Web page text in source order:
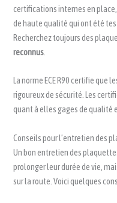
certifications internes en
de haute qualité qui ont été
Recherchez toujours des
reconnus
La norme ECE R90 certifie
rigoureux de sécurité. Les
quant à elles gages de qualité
Conseils pour l’entretien des
Un bon entretien des
prolonger leur durée de vie,
sur la route. Voici quelques